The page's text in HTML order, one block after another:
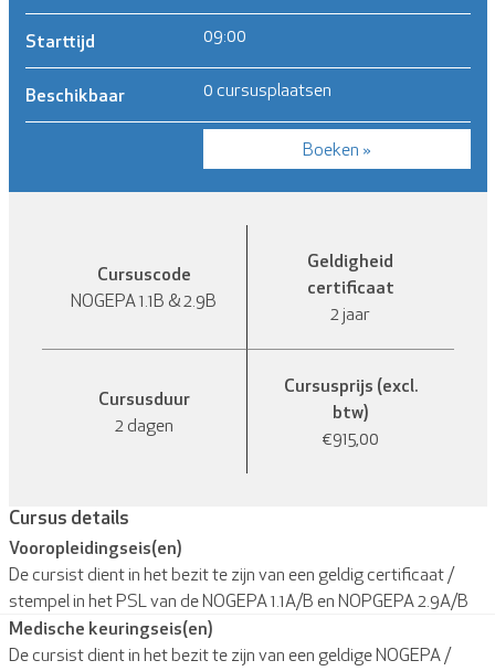
Starttijd 09:00
Beschikbaar 0 cursusplaatsen
Boeken »
Cursuscode
NOGEPA 1.1B & 2.9B
Geldigheid
certificaat
2 jaar
Cursusduur
2 dagen
Cursusprijs (excl.
btw)
€915,00
Cursus details
Vooropleidingseis(en)
De cursist dient in het bezit te zijn van een geldig certificaat /
stempel in het PSL van de NOGEPA 1.1A/B en NOPGEPA 2.9A/B
Medische keuringseis(en)
De cursist dient in het bezit te zijn van een geldige NOGEPA /